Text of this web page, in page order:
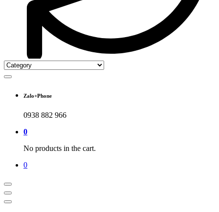
Zalo+Phone
0938 882 966
0
No products in the cart.
0